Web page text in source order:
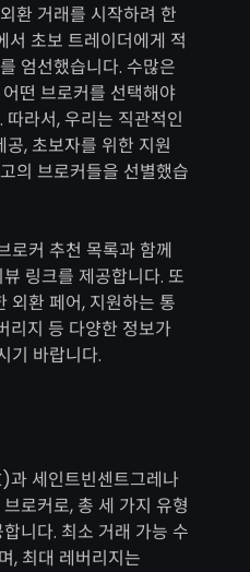
환 거래를 시작하려 한
초보 트레이더에게 적
엄선했습니다. 수많은
떤 브로커를 선택해야
라서, 우리는 직관적인
, 초보자를 위한 지원
의 브로커들을 선별했습
로커 추천 목록과 함께
링크를 제공합니다. 또
외환 페어, 지원하는 통
리지 등 다양한 정보가
기 바랍니다.
과 세인트빈센트그레나
로커로, 총 세 가지 유형
니다. 최소 거래 가능 수
, 최대 레버리지는